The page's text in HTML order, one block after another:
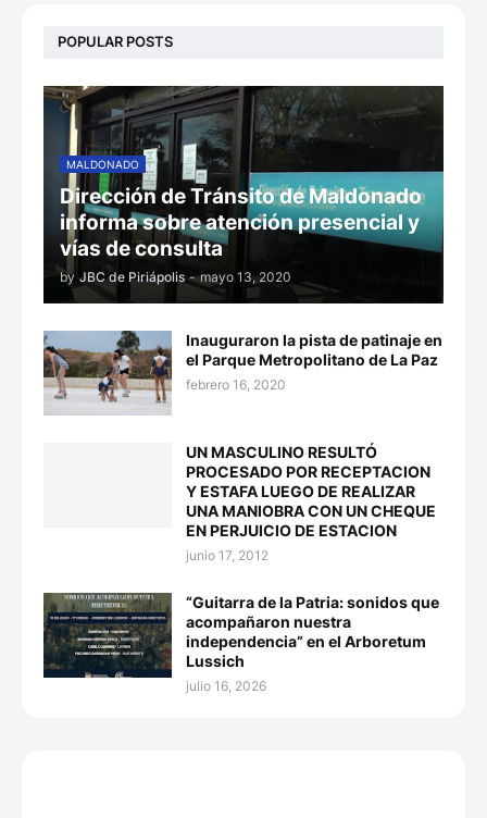
POPULAR POSTS
MALDONADO
Dirección de Tránsito de Maldonado
informa sobre atención presencial y
vías de consulta
by JBC de Piriápolis - mayo 13, 2020
Inauguraron la pista de patinaje en
el Parque Metropolitano de La Paz
febrero 16, 2020
UN MASCULINO RESULTÓ
PROCESADO POR RECEPTACION
Y ESTAFA LUEGO DE REALIZAR
UNA MANIOBRA CON UN CHEQUE
EN PERJUICIO DE ESTACION
junio 17, 2012
“Guitarra de la Patria: sonidos que
acompañaron nuestra
independencia” en el Arboretum
Lussich
julio 16, 2026